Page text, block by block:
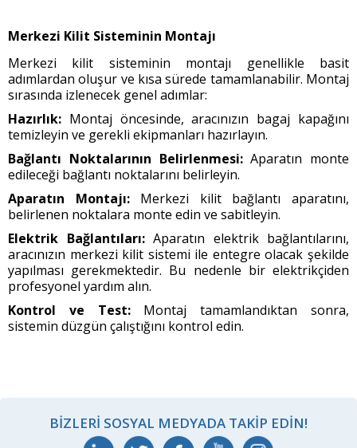
Merkezi Kilit Sisteminin Montajı
Merkezi kilit sisteminin montajı genellikle basit
adımlardan oluşur ve kısa sürede tamamlanabilir. Montaj
sırasında izlenecek genel adımlar:
Hazırlık: Montaj öncesinde, aracınızın bagaj kapağını
temizleyin ve gerekli ekipmanları hazırlayın.
Bağlantı Noktalarının Belirlenmesi:Aparatın monte
edileceği bağlantı noktalarını belirleyin.
Aparatın Montajı:Merkezi kilit bağlantı aparatını,
belirlenen noktalara monte edin ve sabitleyin.
Elektrik Bağlantıları:Aparatın elektrik bağlantılarını,
aracınızın merkezi kilit sistemi ile entegre olacak şekilde
yapılması gerekmektedir. Bu nedenle bir elektrikçiden
profesyonel yardım alın.
Kontrol ve Test:Montaj tamamlandıktan sonra,
sistemin düzgün çalıştığını kontrol edin.
BIZLERI SOSYAL MEDYADA TAKIP EDIN!